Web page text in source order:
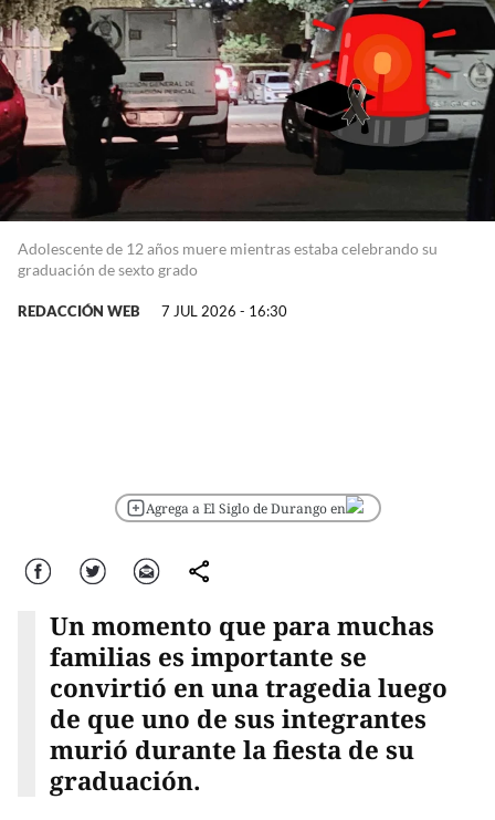
Adolescente de 12 años muere mientras estaba celebrando su
graduación de sexto grado
REDACCIÓN WEB 7 JUL 2026 - 16:30
Agrega a El Siglo de Durango en
Facebook Twitter Correo comparte
Un momento que para muchas
familias es importante se
convirtió en una tragedia luego
de que uno de sus integrantes
murió durante la fiesta de su
graduación.